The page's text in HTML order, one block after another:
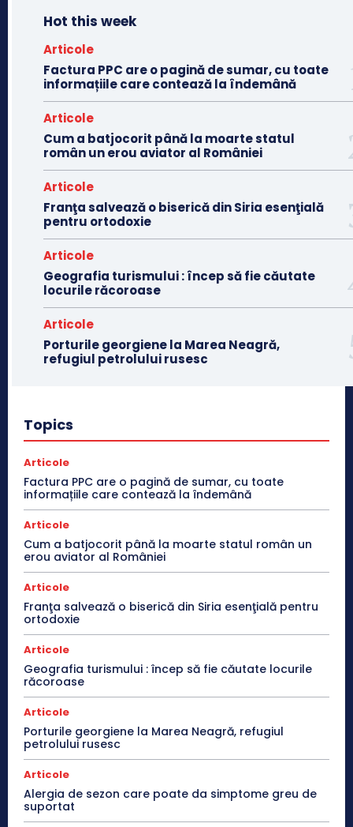
Hot this week
Articole
Factura PPC are o pagină de sumar, cu toate
informațiile care contează la îndemână
Articole
Cum a batjocorit până la moarte statul
român un erou aviator al României
Articole
Franţa salvează o biserică din Siria esenţială
pentru ortodoxie
Articole
Geografia turismului : încep să fie căutate
locurile răcoroase
Articole
Porturile georgiene la Marea Neagră,
refugiul petrolului rusesc
Topics
Articole
Factura PPC are o pagină de sumar, cu toate
informațiile care contează la îndemână
Articole
Cum a batjocorit până la moarte statul român un
erou aviator al României
Articole
Franţa salvează o biserică din Siria esenţială pentru
ortodoxie
Articole
Geografia turismului : încep să fie căutate locurile
răcoroase
Articole
Porturile georgiene la Marea Neagră, refugiul
petrolului rusesc
Articole
Alergia de sezon care poate da simptome greu de
suportat